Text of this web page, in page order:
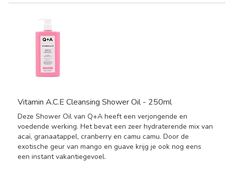
Vitamin A.C.E Cleansing Shower Oil - 250ml
Deze Shower Oil van Q+A heeft een verjongende en
voedende werking. Het bevat een zeer hydraterende mix van
acaï, granaatappel, cranberry en camu camu. Door de
exotische geur van mango en guave krijg je ook nog eens
een instant vakantiegevoel.